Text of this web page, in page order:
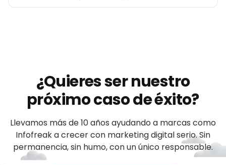
¿Quieres ser nuestro
próximo caso de éxito?
Llevamos más de 10 años ayudando a marcas como
Infofreaka crecer con marketing digital serio. Sin
permanencia, sin humo, con un único responsable.